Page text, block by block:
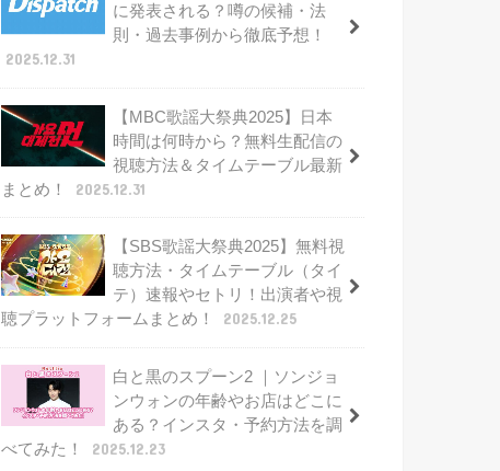
に発表される？噂の候補・法
則・過去事例から徹底予想！
2025.12.31
【MBC歌謡大祭典2025】日本
時間は何時から？無料生配信の
視聴方法＆タイムテーブル最新
まとめ！
2025.12.31
【SBS歌謡大祭典2025】無料視
聴方法・タイムテーブル（タイ
テ）速報やセトリ！出演者や視
聴プラットフォームまとめ！
2025.12.25
白と黒のスプーン2 ｜ソンジョ
ンウォンの年齢やお店はどこに
ある？インスタ・予約方法を調
べてみた！
2025.12.23